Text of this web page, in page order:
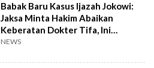
Babak Baru Kasus Ijazah Jokowi:
Jaksa Minta Hakim Abaikan
Keberatan Dokter Tifa, Ini
Alasannya
NEWS